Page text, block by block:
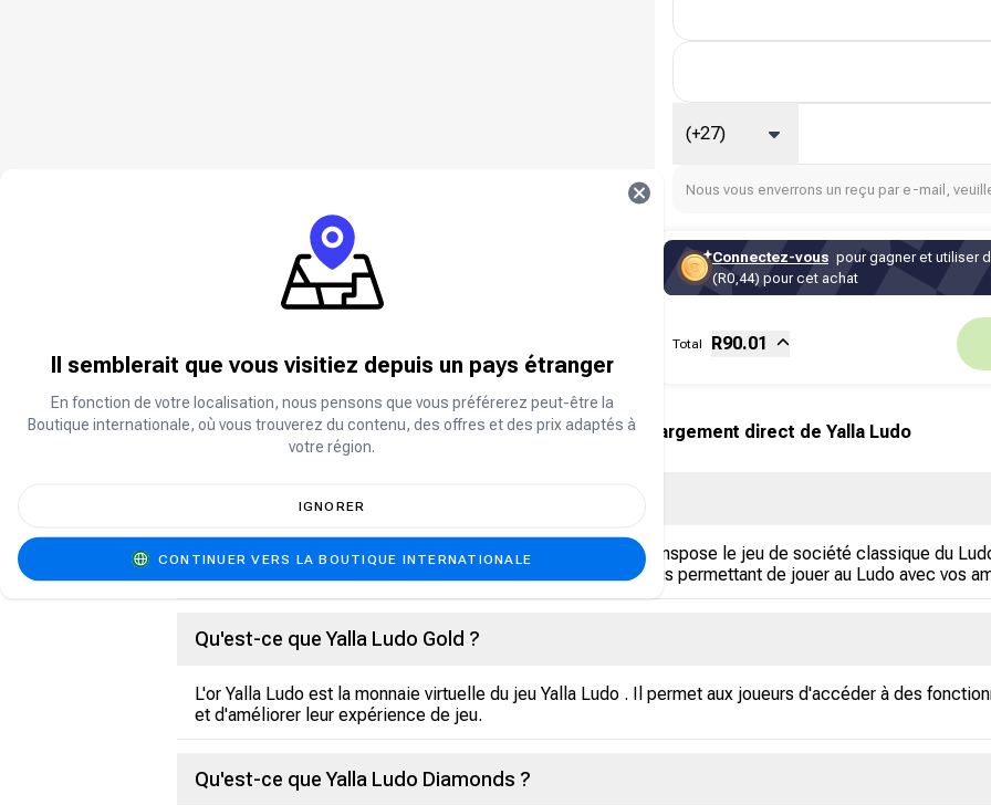
(+27)
Nous vous enverrons un reçu par e-mail,
Connectez-vous pour gagner et utiliser
(R0,44) pour cet achat
Fee
Total R90.01
FAQ Rechargement direct de Yalla Ludo
Qu'est-ce que le Yalla Ludo?
Yalla Ludo est une application de jeu mobile populaire qui transpose le jeu de société classique du
offre une expérience multijoueur amusante et interactive, vous permettant de jouer au Ludo avec vos
Qu'est-ce que Yalla Ludo Gold ?
L'or Yalla Ludo est la monnaie virtuelle du jeu Yalla Ludo . Il permet aux joueurs d'accéder à des
et d'améliorer leur expérience de jeu.
Qu'est-ce que Yalla Ludo Diamonds ?
Il semblerait que vous visitiez depuis un pays étranger
En fonction de votre localisation, nous pensons que vous préférerez peut-être la
Boutique internationale, où vous trouverez du contenu, des offres et des prix adaptés à
votre région.
IGNORER
CONTINUER VERS LA BOUTIQUE INTERNATIONALE